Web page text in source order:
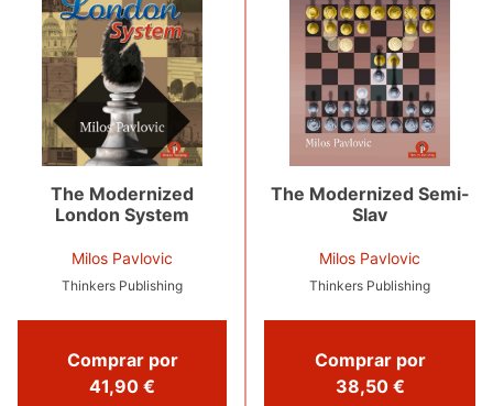
The Modernized
London System
Milos Pavlovic
Thinkers Publishing
Comprar por
41,90 €
The Modernized Semi-
Slav
Milos Pavlovic
Thinkers Publishing
Comprar por
38,50 €